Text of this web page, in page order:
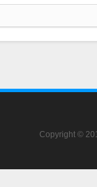
Copyright ©